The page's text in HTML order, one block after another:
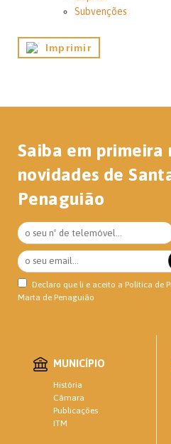
Subvenções
Imprimir
Saiba em primeira
novidades de
Penaguião
Declaro que li e aceito a Política de
Marta de Penaguião
MUNICÍPIO
História
Câmara
Publicações
ITM